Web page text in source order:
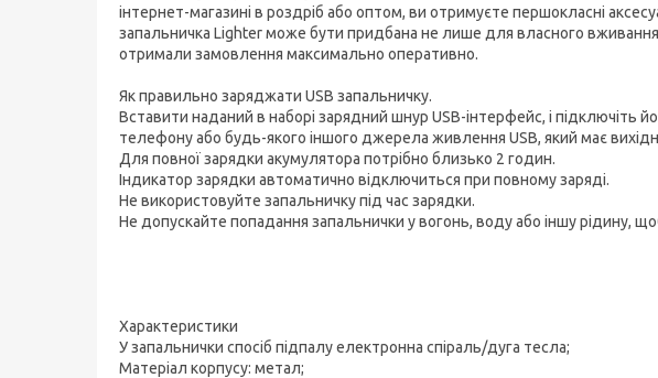
інтернет-магазині в роздріб або оптом, ви отримуєте першокласні
запальничка Lighter може бути придбана не лише для власного
отримали замовлення максимально оперативно.
Як правильно заряджати USB запальничку.
Вставити наданий в наборі зарядний шнур USB-інтерфейс, і
телефону або будь-якого іншого джерела живлення USB, який має
Для повної зарядки акумулятора потрібно близько 2 годин.
Індикатор зарядки автоматично відключиться при повному заряді.
Не використовуйте запальничку під час зарядки.
Не допускайте попадання запальнички у вогонь, воду або іншу рідину,
Характеристики
У запальнички спосіб підпалу електронна спіраль/дуга тесла;
Матеріал корпусу: метал;